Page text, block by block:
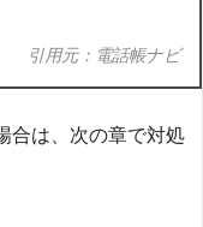
引用元：電話帳ナビ
合は、次の章で対処